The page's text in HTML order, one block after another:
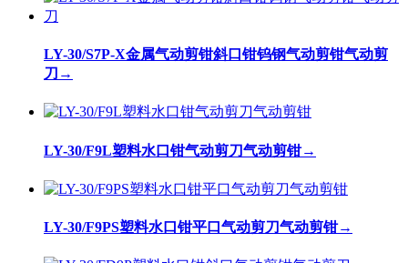
LY-30/S7P-X金属气动剪钳斜口钳钨钢气动剪钳气动剪
刀 →
LY-30/F9L塑料水口钳气动剪刀气动剪钳→
LY-30/F9PS塑料水口钳平口气动剪刀气动剪钳→